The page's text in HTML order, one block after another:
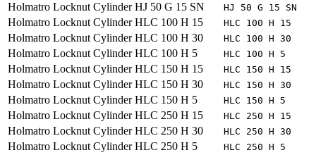
Holmatro Locknut Cylinder HJ 50 G 15 SN HJ 50 G 15 SN
Holmatro Locknut Cylinder HLC 100 H 15 HLC 100 H 15
Holmatro Locknut Cylinder HLC 100 H 30 HLC 100 H 30
Holmatro Locknut Cylinder HLC 100 H 5 HLC 100 H 5
Holmatro Locknut Cylinder HLC 150 H 15 HLC 150 H 15
Holmatro Locknut Cylinder HLC 150 H 30 HLC 150 H 30
Holmatro Locknut Cylinder HLC 150 H 5 HLC 150 H 5
Holmatro Locknut Cylinder HLC 250 H 15 HLC 250 H 15
Holmatro Locknut Cylinder HLC 250 H 30 HLC 250 H 30
Holmatro Locknut Cylinder HLC 250 H 5 HLC 250 H 5